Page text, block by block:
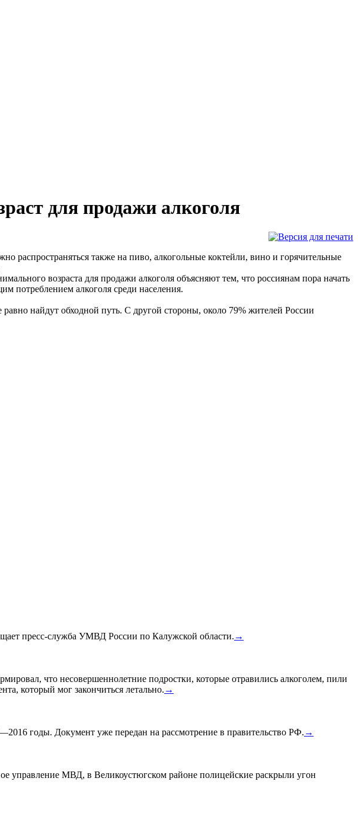
для продажи алкоголя
распространяться также на пиво, алкогольные коктейли, вино и горячительные
возраста для продажи алкоголя объясняют тем, что россиянам пора начать
потреблением алкоголя среди населения.
найдут обходной путь. С другой стороны, около 79% жителей России
пресс-служба УМВД России по Калужской области. →
что несовершеннолетние подростки, которые отравились алкоголем, пили
который мог закончиться летально. →
годы. Документ уже передан на рассмотрение в правительство РФ. →
управление МВД, в Великоустюгском районе полицейские раскрыли угон